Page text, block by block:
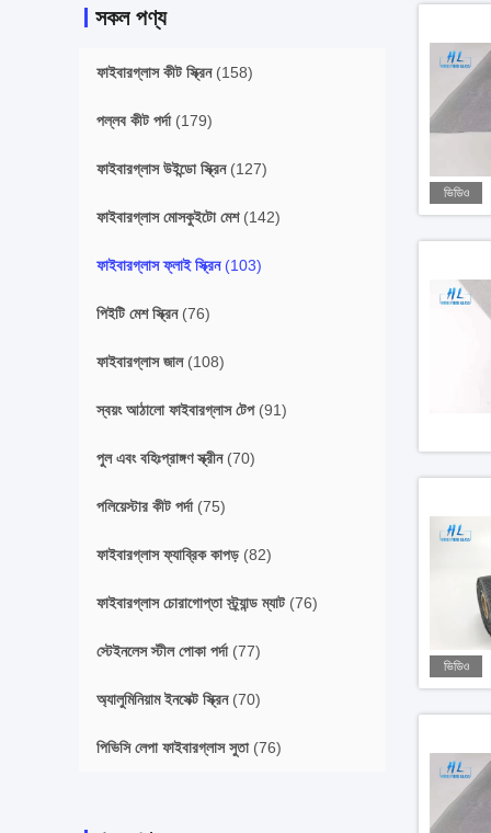
সকল পণ্য
ফাইবারগ্লাস কীট স্ক্রিন(158)
পল্লব কীট পর্দা(179)
ফাইবারগ্লাস উইন্ডো স্ক্রিন(127)
ফাইবারগ্লাস মোসকুইটো মেশ(142)
ফাইবারগ্লাস ফ্লাই স্ক্রিন(103)
পিইটি মেশ স্ক্রিন(76)
ফাইবারগ্লাস জাল(108)
স্বয়ং আঠালো ফাইবারগ্লাস টেপ(91)
পুল এবং বহিঃপ্রাঙ্গণ স্ক্রীন(70)
পলিয়েস্টার কীট পর্দা(75)
ফাইবারগ্লাস ফ্যাব্রিক কাপড় (82)
ফাইবারগ্লাস চোরাগোপ্তা স্ট্র্যান্ড ম্যাট(76)
স্টেইনলেস স্টীল পোকা পর্দা(77)
অ্যালুমিনিয়াম ইনসেক্ট স্ক্রিন(70)
পিভিসি লেপা ফাইবারগ্লাস সুতা(76)
ভিডিও
ভিডিও